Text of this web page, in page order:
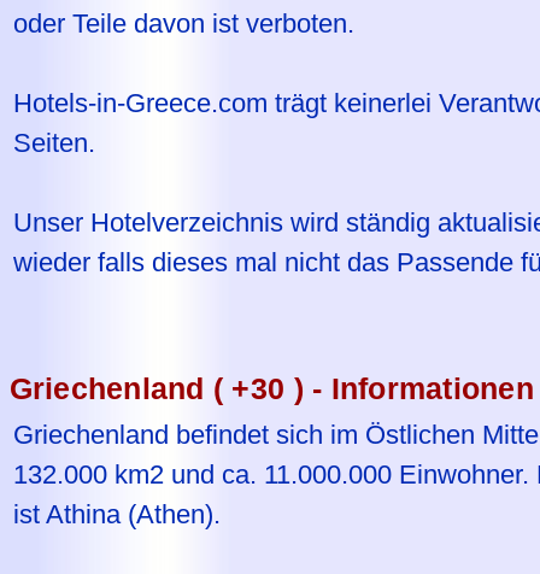
oder Teile davon ist verboten.
Hotels-in-Greece.com trägt keinerlei
Seiten.
Unser Hotelverzeichnis wird ständig
wieder falls dieses mal nicht das Passende
Griechenland ( +30 ) - Informationen
Griechenland befindet sich im Östlichen
132.000 km2 und ca. 11.000.000
ist Athina (Athen).